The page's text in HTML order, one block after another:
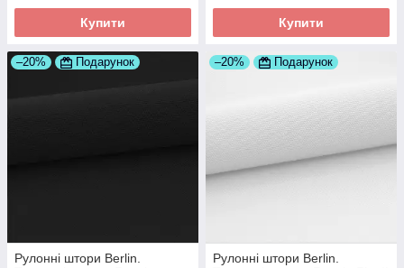
Купити Купити
–20% Подарунок
Рулонні штори Berlin.
–20% Подарунок
Рулонні штори Berlin.